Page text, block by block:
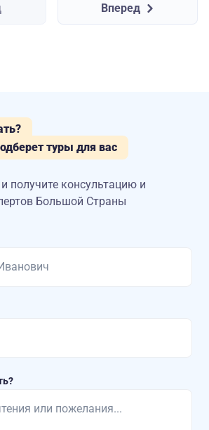
Вперед
туры для вас
получите консультацию и
Большой Страны